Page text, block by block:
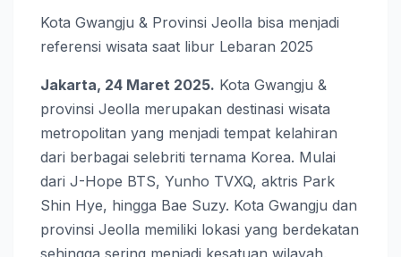
Kota Gwangju & Provinsi Jeolla bisa menjadi
referensi wisata saat libur Lebaran 2025
Jakarta, 24 Maret 2025. Kota Gwangju &
provinsi Jeolla merupakan destinasi wisata
metropolitan yang menjadi tempat kelahiran
dari berbagai selebriti ternama Korea. Mulai
dari J-Hope BTS, Yunho TVXQ, aktris Park
Shin Hye, hingga Bae Suzy. Kota Gwangju dan
provinsi Jeolla memiliki lokasi yang berdekatan
sehingga sering menjadi kesatuan wilayah.